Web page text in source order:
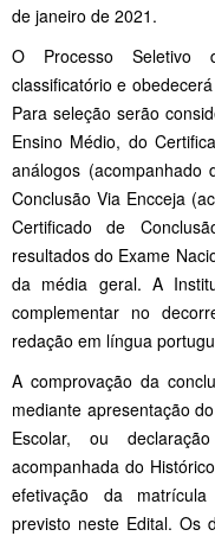
de janeiro de 2021.
O Processo Seletivo
classificatório e
Para seleção serão
Ensino Médio, do
análogos (acompanhado
Conclusão Via Encceja
Certificado de
resultados do Exame
da média geral. A
complementar no
redação em língua
A comprovação da
mediante apresentação
Escolar, ou
acompanhada do
efetivação da
previsto neste Edital. Os